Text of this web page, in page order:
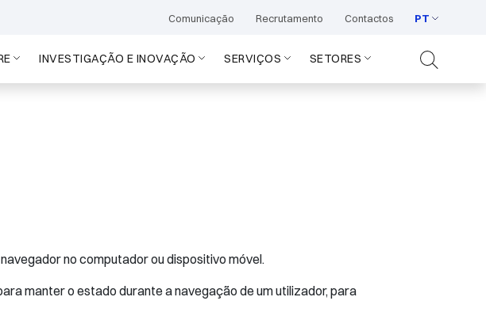
Comunicação Recrutamento Contactos PT
INVESTIGAÇÃO E INOVAÇÃO SERVIÇOS SETORES
no computador ou dispositivo móvel.
manter o estado durante a navegação de um utilizador, para